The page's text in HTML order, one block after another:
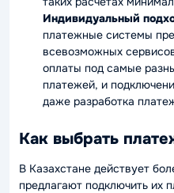
Индивидуальный
платежные системы
всевозможных
оплаты под самые
платежей, и
даже разработка
Как выбрать
В Казахстане действует
предлагают подключить их